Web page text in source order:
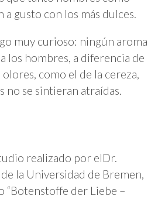
gusto con los más dulces.
muy curioso: ningún aroma
los hombres, a diferencia de
como el de la cereza,
no se sintieran atraídas.
realizado por elDr.
la Universidad de Bremen,
“Botenstoffe der Liebe –